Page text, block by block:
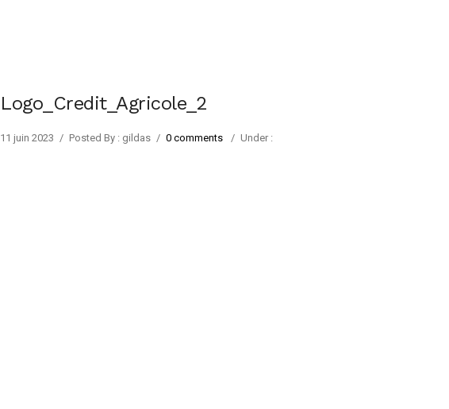
Logo_Credit_Agricole_2
11 juin 2023 / Posted By : gildas / 0 comments / Under :